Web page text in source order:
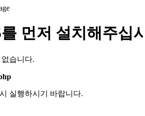
먼저 설치해주십
습니다.
실행하시기 바랍니다.